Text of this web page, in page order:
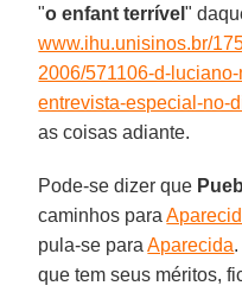
"o enfant terrível"
www.ihu.unisinos.br/
2006/571106-d-
entrevista-especial-no-
as coisas adiante.
Pode-se dizer que
caminhos para
pula-se paraAparecida
que tem seus méritos,